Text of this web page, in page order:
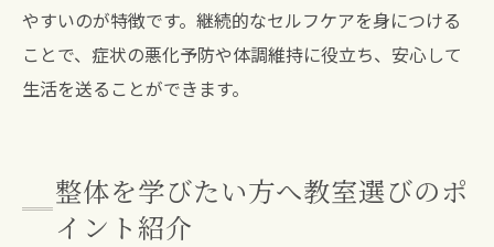
やすいのが特徴です。継続的なセルフケアを身につける
ことで、症状の悪化予防や体調維持に役立ち、安心して
生活を送ることができます。
整体を学びたい方へ教室選びのポ
イント紹介